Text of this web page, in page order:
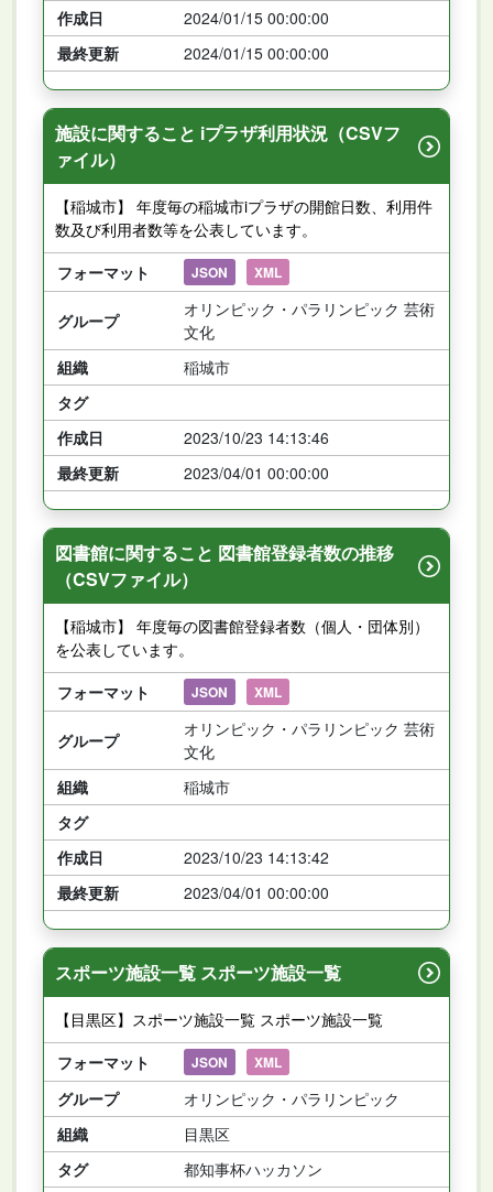
作成日
2024/01/15 00:00:00
最終更新
2024/01/15 00:00:00
施設に関すること iプラザ利用状況（CSVフ
ァイル）
【稲城市】 年度毎の稲城市iプラザの開館日数、利用件
数及び利用者数等を公表しています。
フォーマット
JSON XML
グループ
オリンピック・パラリンピック 芸術
文化
組織
稲城市
タグ
作成日
2023/10/23 14:13:46
最終更新
2023/04/01 00:00:00
図書館に関すること 図書館登録者数の推移
（CSVファイル）
【稲城市】 年度毎の図書館登録者数（個人・団体別）
を公表しています。
フォーマット
JSON XML
グループ
オリンピック・パラリンピック 芸術
文化
組織
稲城市
タグ
作成日
2023/10/23 14:13:42
最終更新
2023/04/01 00:00:00
スポーツ施設一覧 スポーツ施設一覧
【目黒区】スポーツ施設一覧 スポーツ施設一覧
フォーマット
JSON XML
グループ
オリンピック・パラリンピック
組織
目黒区
タグ
都知事杯ハッカソン